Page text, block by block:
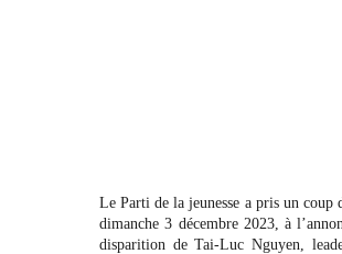
Le Parti de la jeunesse a pris un coup
dimanche 3 décembre 2023, à
disparition de Tai-Luc Nguyen,